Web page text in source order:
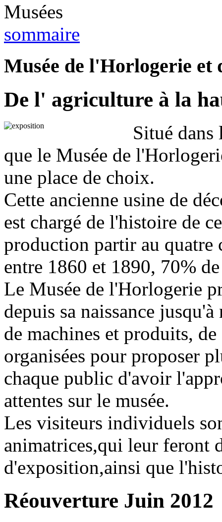
Musées
sommaire
Musée de l'Horlogerie et
De l' agriculture à la
Situé dans
que le Musée de
une place de choix.
Cette ancienne usine de
est chargé de l'histoire de
production partir au quatre
entre 1860 et 1890, 70%
Le Musée de l'Horlogerie
depuis sa naissance
de machines et produits,
organisées pour proposer
chaque public d'avoir
attentes sur le musée.
Les visiteurs individuels
animatrices,qui leur feront
d'exposition,ainsi que
Réouverture Juin 2012